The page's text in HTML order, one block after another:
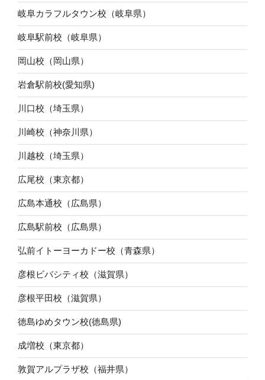
岐阜カラフルタウン校（岐阜県）
岐阜駅前校（岐阜県）
岡山校（岡山県）
岩倉駅前校(愛知県)
川口校（埼玉県）
川崎校（神奈川県）
川越校（埼玉県）
広尾校（東京都）
広島本通校（広島県）
広島駅前校（広島県）
弘前イトーヨーカドー校（青森県）
彦根ビバシティ校（滋賀県）
彦根平田校（滋賀県）
徳島ゆめタウン校(徳島県)
成増校（東京都）
敦賀アルプラザ校（福井県）